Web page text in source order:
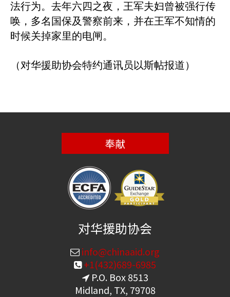
法行为。去年六四之夜，王军夫妇曾被强行传
唤，多名国保及警察前来，并在王军不知情的
时候关掉家里的电闸。
（对华援助协会特约通讯员以斯帖报道）
奉献
对华援助协会
info@chinaaid.org
+1(432)689-6985
P.O. Box 8513
Midland, TX, 79708